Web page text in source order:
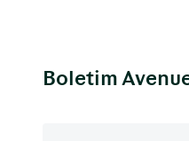
Boletim